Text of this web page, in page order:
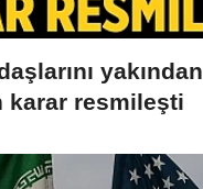
yakından
karar resmileşti